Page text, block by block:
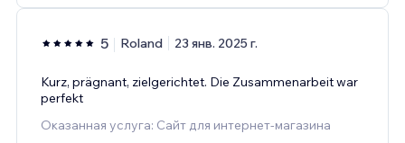
5 Roland 23 янв. 2025 г.
Kurz, prägnant, zielgerichtet. Die Zusammenarbeit war
perfekt
Оказанная услуга: Сайт для интернет-магазина